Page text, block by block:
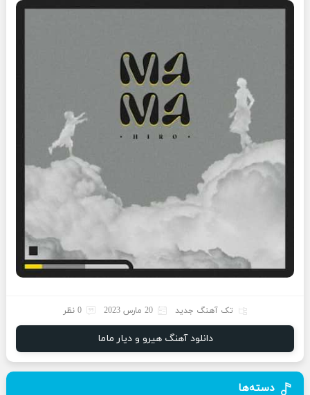
تک آهنگ جدید 20 مارس 2023 0 نظر
دانلود آهنگ هیرو و دیار ماما
دسته‌ها